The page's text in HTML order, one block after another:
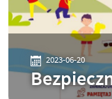
2023-06-20